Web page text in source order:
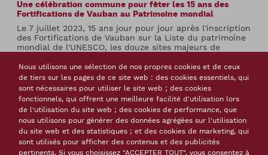
Une célébration commune pour fêter les 15 ans des
Fortifications de Vauban au Patrimoine mondial
Le 7 juillet 2023, 15 ans jour pour jour après l'inscription
des Fortifications de Vauban sur la Liste du patrimoine
mondial de l'UNESCO, les douze sites majeurs de
INFORMATIONS TOURISTIQUES
Ville de Neuf-Brisach
Mairie
Nous utilisons une sélection de nos propres cookies et de ceux
de tiers sur les pages de ce site web : des cookies essentiels, qui
sont nécessaires pour utiliser le site web ; des cookies
fonctionnels, qui offrent une meilleure facilité d'utilisation lors
de l'utilisation du site web ; des cookies de performance, que
nous utilisons pour générer des données agrégées sur l'utilisation
du site web et des statistiques ; et des cookies de marketing, qui
sont utilisés pour afficher des contenus et des publicités
pertinents. Si vous choisissez "ACCEPTER TOUT", vous consentez à